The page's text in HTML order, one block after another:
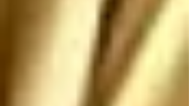
ANIQUILADOS por
SUS propias
construcciones
paradójicas que son